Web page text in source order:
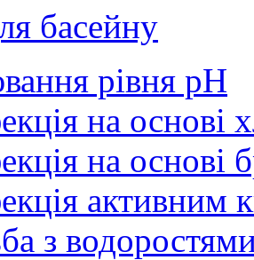
басейну
рівня pH
на основі
на основі
активним
з